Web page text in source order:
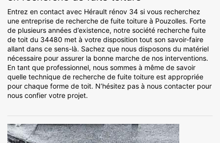
Entrez en contact avec Hérault rénov 34 si vous recherchez
une entreprise de recherche de fuite toiture à Pouzolles. Forte
de plusieurs années d’existence, notre société recherche fuite
de toit du 34480 met à votre disposition tout son savoir-faire
allant dans ce sens-là. Sachez que nous disposons du matériel
nécessaire pour assurer la bonne marche de nos interventions.
En tant que professionnel, nous sommes à même de savoir
quelle technique de recherche de fuite toiture est appropriée
pour chaque forme de toit. N’hésitez pas à nous contacter pour
nous confier votre projet.